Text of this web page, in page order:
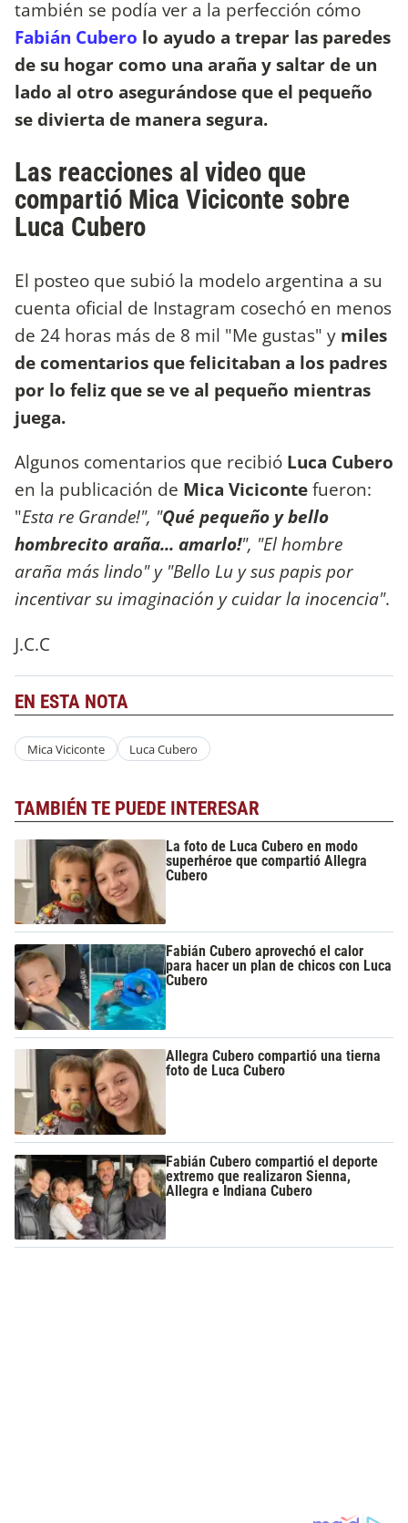
también se podía ver a la perfección cómo
Fabián Cubero lo ayudo a trepar las paredes
de su hogar como una araña y saltar de un
lado al otro asegurándose que el pequeño
se divierta de manera segura.
Las reacciones al video que
compartió Mica Viciconte sobre
Luca Cubero
El posteo que subió la modelo argentina a su
cuenta oficial de Instagram cosechó en menos
de 24 horas más de 8 mil "Me gustas" y miles
de comentarios que felicitaban a los padres
por lo feliz que se ve al pequeño mientras
juega.
Algunos comentarios que recibió Luca Cubero
en la publicación de Mica Vicicontefueron:
"Esta re Grande!", "Qué pequeño y bello
hombrecito araña... amarlo!", "El hombre
araña más lindo" y "Bello Lu y sus papis por
incentivar su imaginación y cuidar la inocencia".
J.C.C
EN ESTA NOTA
Mica Viciconte Luca Cubero
TAMBIÉN TE PUEDE INTERESAR
La foto de Luca Cubero en modo
superhéroe que compartió Allegra
Cubero
Fabián Cubero aprovechó el calor
para hacer un plan de chicos con Luca
Cubero
Allegra Cubero compartió una tierna
foto de Luca Cubero
Fabián Cubero compartió el deporte
extremo que realizaron Sienna,
Allegra e Indiana Cubero